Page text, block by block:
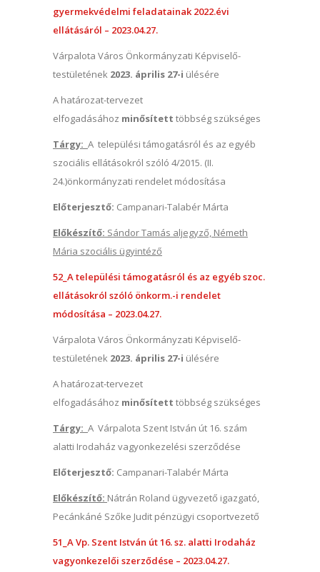
gyermekvédelmi feladatainak 2022.évi
ellátásáról – 2023.04.27.
Várpalota Város Önkormányzati Képviselő-
testületének 2023. április 27-i ülésére
A határozat-tervezet
elfogadásához minősített többség szükséges
Tárgy: A települési támogatásról és az egyéb
szociális ellátásokról szóló 4/2015. (II.
24.)önkormányzati rendelet módosítása
Előterjesztő: Campanari-Talabér Márta
Előkészítő: Sándor Tamás aljegyző, Németh
Mária szociális ügyintéző
52_A települési támogatásról és az egyéb szoc.
ellátásokról szóló önkorm.-i rendelet
módosítása – 2023.04.27.
Várpalota Város Önkormányzati Képviselő-
testületének 2023. április 27-i ülésére
A határozat-tervezet
elfogadásához minősített többség szükséges
Tárgy: A Várpalota Szent István út 16. szám
alatti Irodaház vagyonkezelési szerződése
Előterjesztő: Campanari-Talabér Márta
Előkészítő: Nátrán Roland ügyvezető igazgató,
Pecánkáné Szőke Judit pénzügyi csoportvezető
51_A Vp. Szent István út 16. sz. alatti Irodaház
vagyonkezelői szerződése – 2023.04.27.